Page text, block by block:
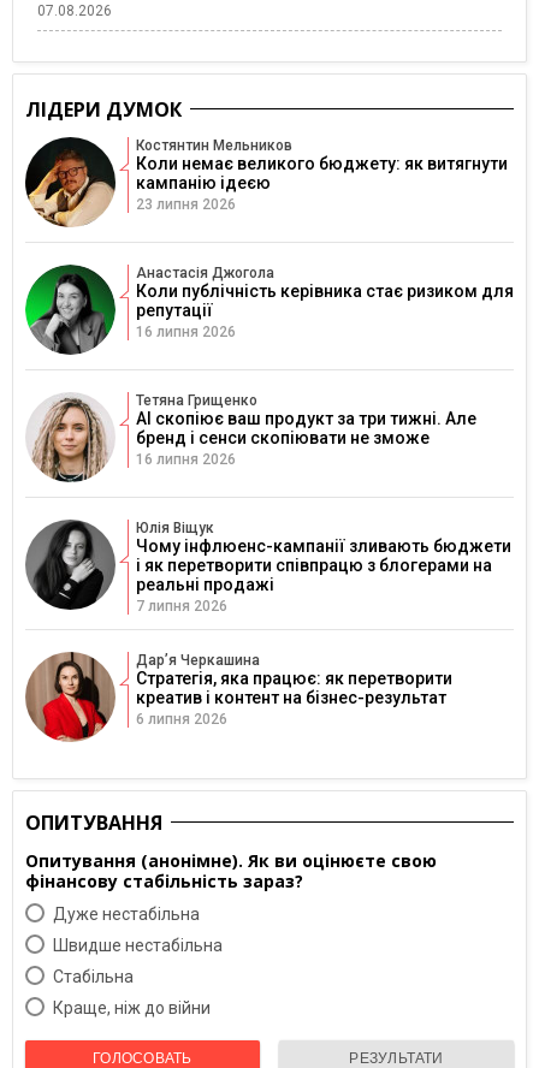
07.08.2026
ЛІДЕРИ ДУМОК
Костянтин Мельников
Коли немає великого бюджету: як витягнути
кампанію ідеєю
23 липня 2026
Анастасія Джогола
Коли публічність керівника стає ризиком для
репутації
16 липня 2026
Тетяна Грищенко
AI скопіює ваш продукт за три тижні. Але
бренд і сенси скопіювати не зможе
16 липня 2026
Юлія Віщук
Чому інфлюенс-кампанії зливають бюджети
і як перетворити співпрацю з блогерами на
реальні продажі
7 липня 2026
Дарʼя Черкашина
Стратегія, яка працює: як перетворити
креатив і контент на бізнес-результат
6 липня 2026
ОПИТУВАННЯ
Опитування (анонімне). Як ви оцінюєте свою
фінансову стабільність зараз?
Дуже нестабільна
Швидше нестабільна
Cтабільна
Краще, ніж до війни
ГОЛОСОВАТЬ РЕЗУЛЬТАТИ